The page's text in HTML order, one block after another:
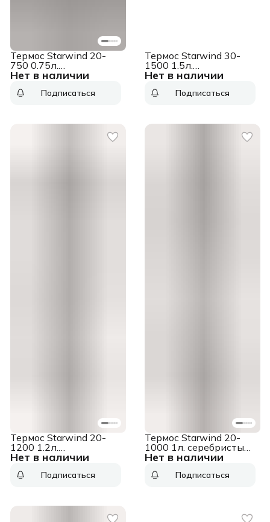
Нет в наличии
Термос Starwind 20-
750 0.75л.
серебристый/красный
Подписаться
Нет в наличии
Термос Starwind 30-
1500 1.5л.
серебристый/красный
Подписаться
Нет в наличии
Термос Starwind 20-
1200 1.2л.
серебристый/красный
Подписаться
Нет в наличии
Термос Starwind 20-
1000 1л. серебристый/
красный картонная
Подписаться